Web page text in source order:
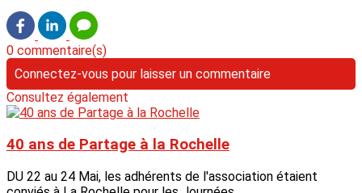
0 commentaire(s)
Connectez-vous pour laisser un commentaire
Consultez également
40 ans de Partage à la Rochelle
DU 22 au 24 Mai, les adhérents de l'association étaient